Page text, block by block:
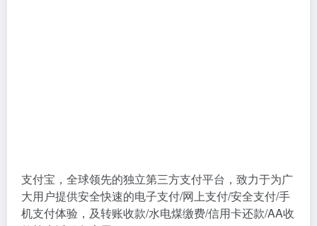
支付宝，全球领先的独立第三方支付平台，致力于为广
大用户提供安全快速的电子支付/网上支付/安全支付/手
机支付体验，及转账收款/水电煤缴费/信用卡还款/AA收